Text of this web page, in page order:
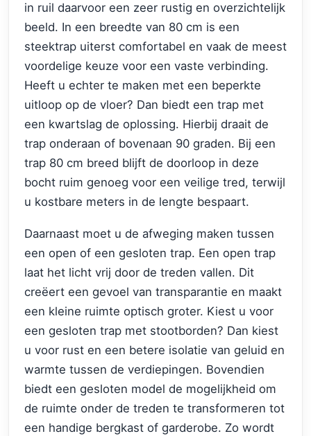
in ruil daarvoor een zeer rustig en overzichtelijk
beeld. In een breedte van 80 cm is een
steektrap uiterst comfortabel en vaak de meest
voordelige keuze voor een vaste verbinding.
Heeft u echter te maken met een beperkte
uitloop op de vloer? Dan biedt een trap met
een kwartslag de oplossing. Hierbij draait de
trap onderaan of bovenaan 90 graden. Bij een
trap 80 cm breed blijft de doorloop in deze
bocht ruim genoeg voor een veilige tred, terwijl
u kostbare meters in de lengte bespaart.
Daarnaast moet u de afweging maken tussen
een open of een gesloten trap. Een open trap
laat het licht vrij door de treden vallen. Dit
creëert een gevoel van transparantie en maakt
een kleine ruimte optisch groter. Kiest u voor
een gesloten trap met stootborden? Dan kiest
u voor rust en een betere isolatie van geluid en
warmte tussen de verdiepingen. Bovendien
biedt een gesloten model de mogelijkheid om
de ruimte onder de treden te transformeren tot
een handige bergkast of garderobe. Zo wordt